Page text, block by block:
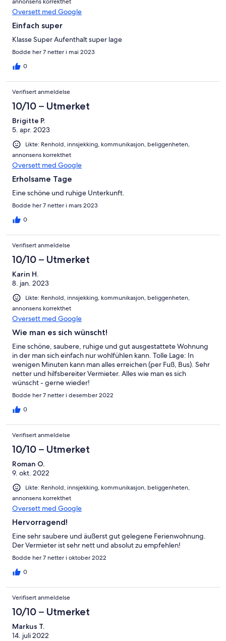
Oversett med Google
Einfach super
Klasse Super Aufenthalt super lage
Bodde her 7 netter i mai 2023
0
Verifisert anmeldelse
10/10 – Utmerket
Brigitte P.
5. apr. 2023
Likte: Renhold, innsjekking, kommunikasjon, beliggenheten,
annonsens korrekthet
Oversett med Google
Erholsame Tage
Eine schöne und ruhige Unterkunft.
Bodde her 7 netter i mars 2023
0
Verifisert anmeldelse
10/10 – Utmerket
Karin H.
8. jan. 2023
Likte: Renhold, innsjekking, kommunikasjon, beliggenheten,
annonsens korrekthet
Oversett med Google
Wie man es sich wünscht!
Eine schöne, saubere, ruhige und gut ausgestattete Wohnung
in der man sich einfach nur wohlfühlen kann. Tolle Lage: In
wenigen Minuten kann man alles erreichen (per Fuß, Bus). Sehr
netter und hilfsbereiter Vermieter. Alles wie man es sich
wünscht - gerne wieder!
Bodde her 7 netter i desember 2022
0
Verifisert anmeldelse
10/10 – Utmerket
Roman O.
9. okt. 2022
Likte: Renhold, innsjekking, kommunikasjon, beliggenheten,
annonsens korrekthet
Oversett med Google
Hervorragend!
Eine sehr saubere und äußerst gut gelegene Ferienwohnung.
Der Vermieter ist sehr nett und absolut zu empfehlen!
Bodde her 7 netter i oktober 2022
0
Verifisert anmeldelse
10/10 – Utmerket
Markus T.
14. juli 2022